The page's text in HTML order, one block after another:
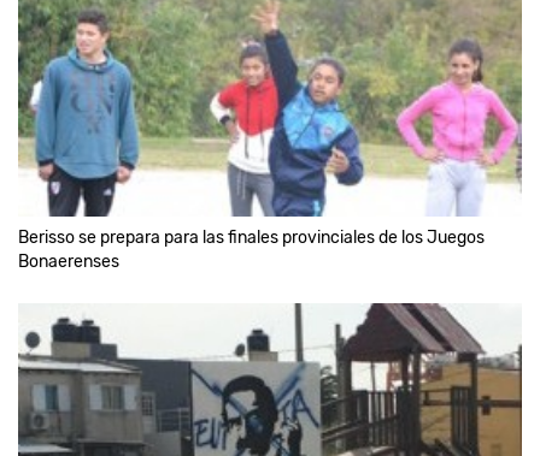
Berisso se prepara para las finales provinciales de los Juegos
Bonaerenses